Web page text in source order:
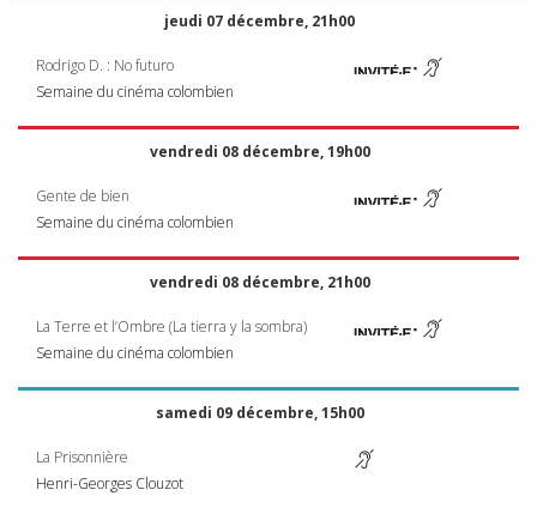
jeudi 07 décembre, 21h00
Rodrigo D. : No futuro
Semaine du cinéma colombien
vendredi 08 décembre, 19h00
Gente de bien
Semaine du cinéma colombien
vendredi 08 décembre, 21h00
La Terre et l’Ombre (La tierra y la sombra)
Semaine du cinéma colombien
samedi 09 décembre, 15h00
La Prisonnière
Henri-Georges Clouzot